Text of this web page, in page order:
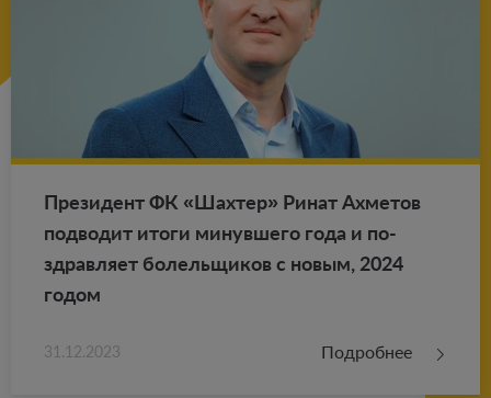
Пре­зи­дент ФК «Шах­тер» Ринат Ах­ме­тов
под­во­дит итоги ми­нув­ше­го года и по­
здрав­ля­ет бо­лель­щи­ков с новым, 2024
годом
31.12.2023 Подробнее